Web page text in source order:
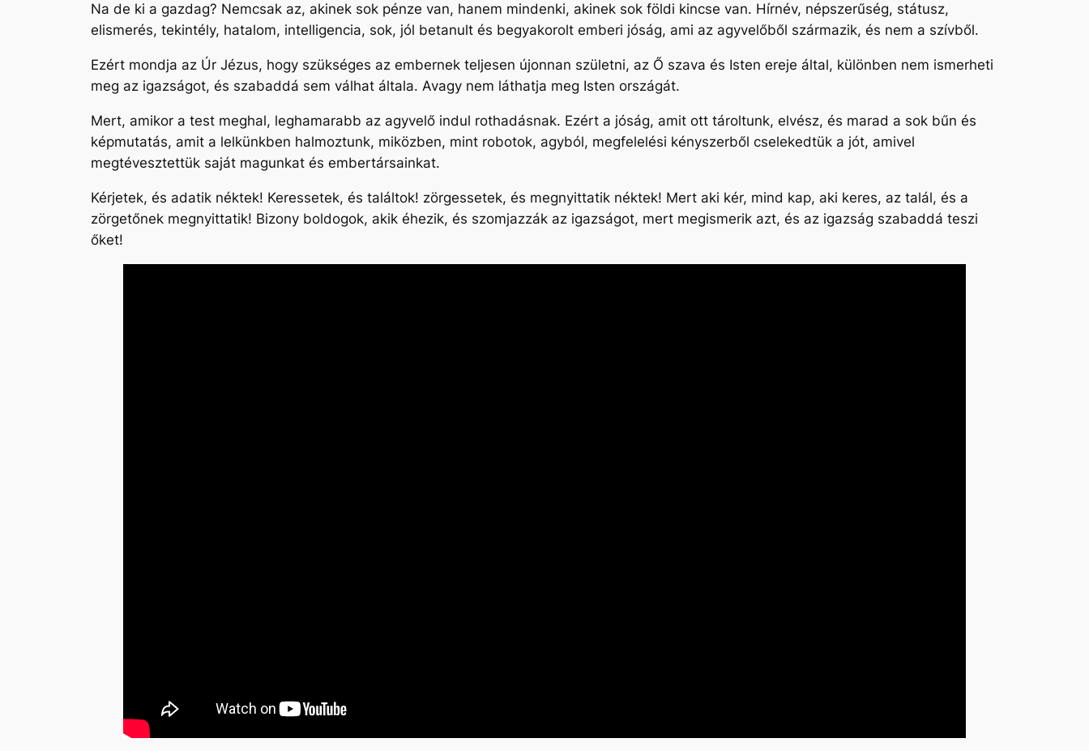
Na de ki a gazdag? Nemcsak az, akinek sok pénze van, hanem mindenki, akinek sok földi kincse van. Hírnév, népszerűség, státusz,
elismerés, tekintély, hatalom, intelligencia, sok, jól betanult és begyakorolt emberi jóság, ami az agyvelőből származik, és nem a szívből.
Ezért mondja az Úr Jézus, hogy szükséges az embernek teljesen újonnan születni, az Ő szava és Isten ereje által, különben nem ismerheti
meg az igazságot, és szabaddá sem válhat általa. Avagy nem láthatja meg Isten országát.
Mert, amikor a test meghal, leghamarabb az agyvelő indul rothadásnak. Ezért a jóság, amit ott tároltunk, elvész, és marad a sok bűn és
képmutatás, amit a lelkünkben halmoztunk, miközben, mint robotok, agyból, megfelelési kényszerből cselekedtük a jót, amivel
megtévesztettük saját magunkat és embertársainkat.
Kérjetek, és adatik néktek! Keressetek, és találtok! zörgessetek, és megnyittatik néktek! Mert aki kér, mind kap, aki keres, az talál, és a
zörgetőnek megnyittatik! Bizony boldogok, akik éhezik, és szomjazzák az igazságot, mert megismerik azt, és az igazság szabaddá teszi
őket!